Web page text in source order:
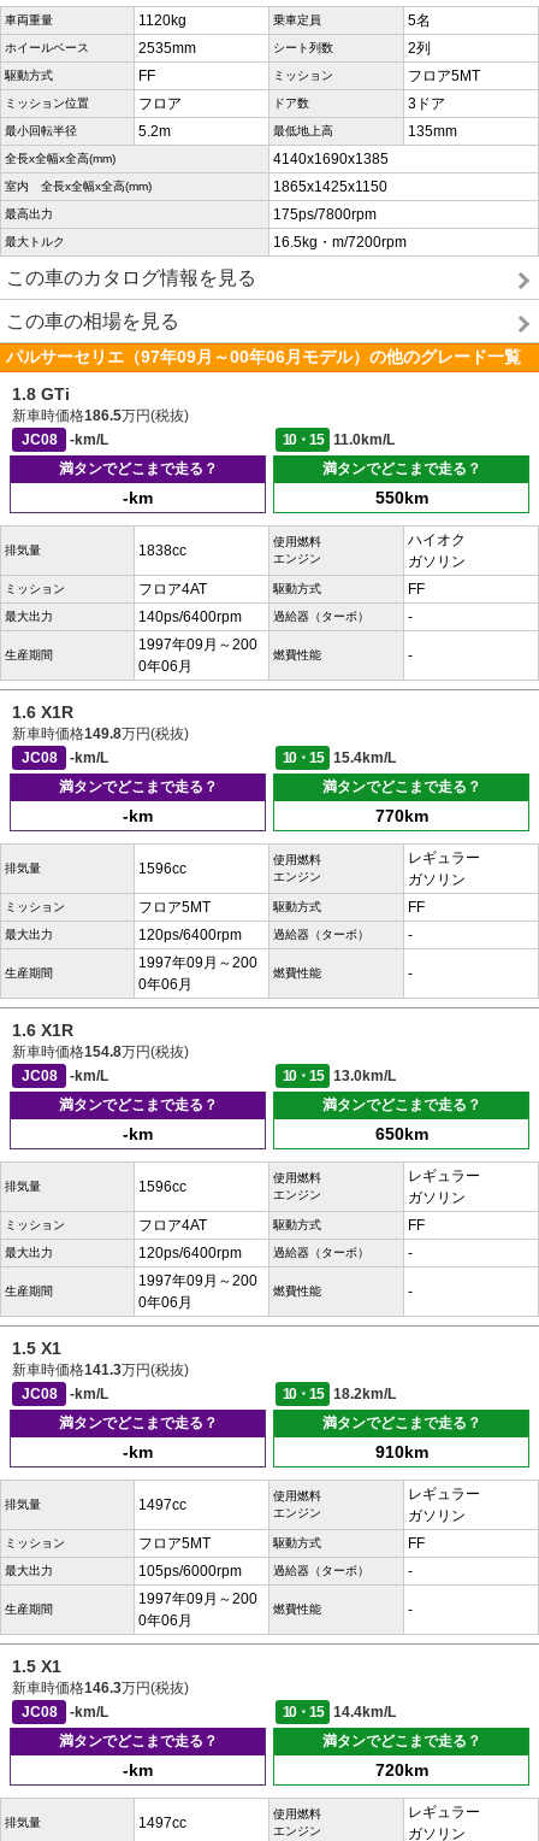
車両重量 1120kg 乗車定員 5名
ホイールベース 2535mm シート列数 2列
駆動方式 FF ミッション フロア5MT
ミッション位置 フロア ドア数 3ドア
最小回転半径 5.2m 最低地上高 135mm
全長x全幅x全高(mm) 4140x1690x1385
室内 全長x全幅x全高(mm) 1865x1425x1150
最高出力 175ps/7800rpm
最大トルク 16.5kg・m/7200rpm
この車のカタログ情報を見る
この車の相場を見る
パルサーセリエ（97年09月～00年06月モデル）の他のグレード一覧
1.8 GTi
新車時価格186.5万円(税抜)
JC08
-km/L 10・15
11.0km/L
満タンでどこまで走る？
-km
満タンでどこまで走る？
550km
排気量 1838cc
使用燃料
エンジン
ハイオク
ガソリン
ミッション フロア4AT 駆動方式 FF
最大出力 140ps/6400rpm 過給器（ターボ） -
生産期間
1997年09月～200
0年06月
燃費性能 -
1.6 X1R
新車時価格149.8万円(税抜)
JC08
-km/L 10・15
15.4km/L
満タンでどこまで走る？
-km
満タンでどこまで走る？
770km
排気量 1596cc
使用燃料
エンジン
レギュラー
ガソリン
ミッション フロア5MT 駆動方式 FF
最大出力 120ps/6400rpm 過給器（ターボ） -
生産期間
1997年09月～200
0年06月
燃費性能 -
1.6 X1R
新車時価格154.8万円(税抜)
JC08
-km/L 10・15
13.0km/L
満タンでどこまで走る？
-km
満タンでどこまで走る？
650km
排気量 1596cc
使用燃料
エンジン
レギュラー
ガソリン
ミッション フロア4AT 駆動方式 FF
最大出力 120ps/6400rpm 過給器（ターボ） -
生産期間
1997年09月～200
0年06月
燃費性能 -
1.5 X1
新車時価格141.3万円(税抜)
JC08
-km/L 10・15
18.2km/L
満タンでどこまで走る？
-km
満タンでどこまで走る？
910km
排気量 1497cc
使用燃料
エンジン
レギュラー
ガソリン
ミッション フロア5MT 駆動方式 FF
最大出力 105ps/6000rpm 過給器（ターボ） -
生産期間
1997年09月～200
0年06月
燃費性能 -
1.5 X1
新車時価格146.3万円(税抜)
JC08
-km/L 10・15
14.4km/L
満タンでどこまで走る？
-km
満タンでどこまで走る？
720km
排気量 1497cc
使用燃料
エンジン
レギュラー
ガソリン